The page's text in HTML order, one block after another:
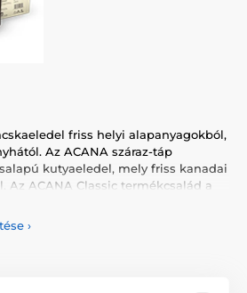
friss helyi alapanyagokból,
Az ACANA száraz-táp
kutyaeledel, mely friss kanadai
Az ACANA Classic termékcsalád a
gabonamentes.
›